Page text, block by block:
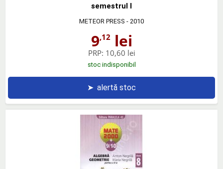
semestrul I
METEOR PRESS - 2010
9,12lei
PRP: 10,60 lei
stoc indisponibil
➤ alertă stoc